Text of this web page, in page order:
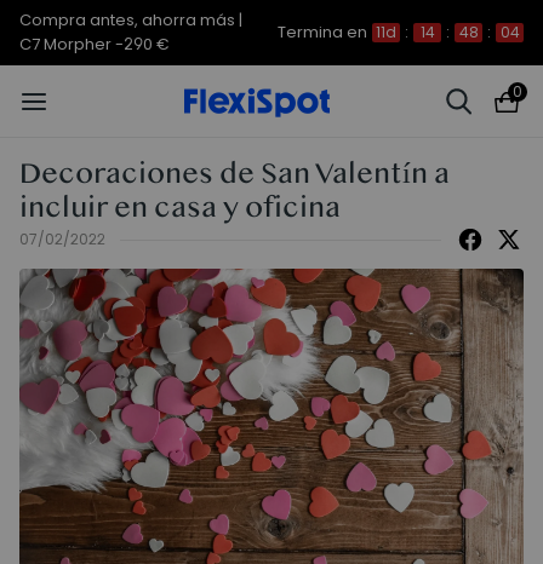
Compra antes, ahorra más |
C7 Morpher -290 €
Termina en 11d : 14 : 48 : 03
0
Decoraciones de San Valentín a
incluir en casa y oficina
07/02/2022